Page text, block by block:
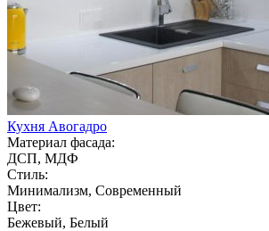
Кухня Авогадро
Материал фасада:
ДСП, МДФ
Стиль:
Минимализм, Современный
Цвет:
Бежевый, Белый